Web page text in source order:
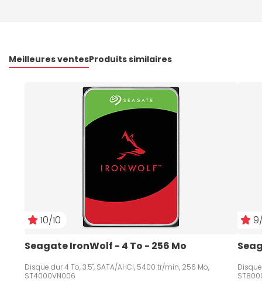
Meilleures ventesProduits similaires
10/10
Seagate IronWolf - 4 To - 256 Mo
Disque dur 4 To, 3.5", SATA/AHCI, 5400 tr/min, 256 Mo,
ST4000VN006